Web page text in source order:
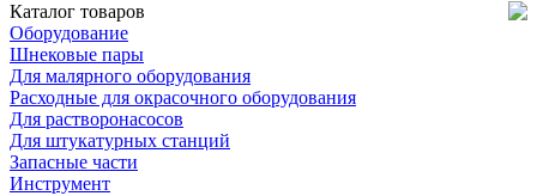
Каталог товаров
Оборудование
Шнековые пары
Для малярного оборудования
Расходные для окрасочного оборудования
Для растворонасосов
Для штукатурных станций
Запасные части
Инструмент